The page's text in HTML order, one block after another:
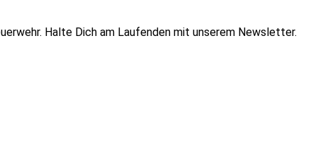
Halte Dich am Laufenden mit unserem Newsletter.